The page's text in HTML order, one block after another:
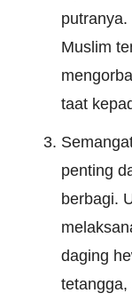
Muslim
taat
penting
berbagi.
daging
tetangga,